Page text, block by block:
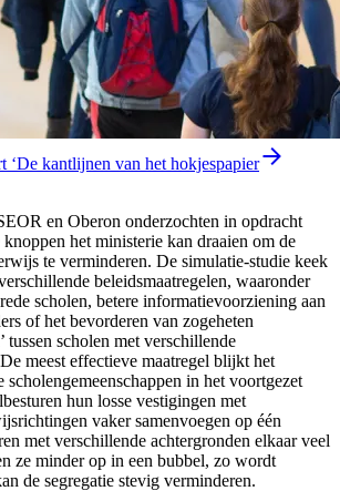
‘De kantlijnen van het hokjespapier
en Oberon onderzochten in opdracht
het ministerie kan draaien om de
te verminderen. De simulatie-studie keek
beleidsmaatregelen, waaronder
scholen, betere informatievoorziening aan
of het bevorderen van zogeheten
tussen scholen met verschillende
meest effectieve maatregel blijkt het
scholengemeenschappen in het voortgezet
hun losse vestigingen met
vaker samenvoegen op één
met verschillende achtergronden elkaar veel
ze minder op in een bubbel, zo wordt
de segregatie stevig verminderen.